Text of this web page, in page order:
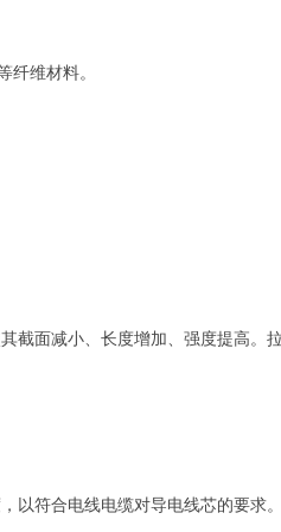
维材料。
截面减小、长度增加、强度提高。
以符合电线电缆对导电线芯的要求